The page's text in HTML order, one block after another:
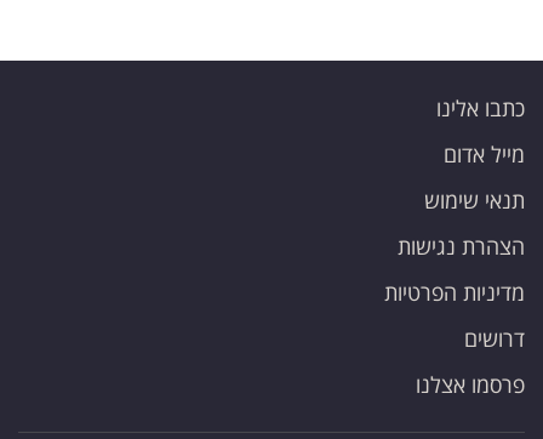
כתבו אלינו
מייל אדום
תנאי שימוש
הצהרת נגישות
מדיניות הפרטיות
דרושים
פרסמו אצלנו